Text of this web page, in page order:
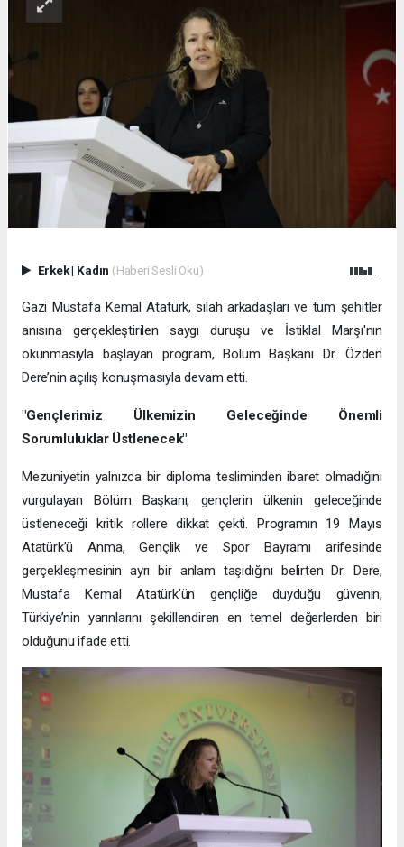
Erkek| Kadın (Haberi Sesli Oku)
Gazi Mustafa Kemal Atatürk, silah arkadaşları ve tüm şehitler
anısına gerçekleştirilen saygı duruşu ve İstiklal Marşı'nın
okunmasıyla başlayan program, Bölüm Başkanı Dr. Özden
Dere’nin açılış konuşmasıyla devam etti.
"Gençlerimiz Ülkemizin Geleceğinde Önemli
Sorumluluklar Üstlenecek"
Mezuniyetin yalnızca bir diploma tesliminden ibaret olmadığını
vurgulayan Bölüm Başkanı, gençlerin ülkenin geleceğinde
üstleneceği kritik rollere dikkat çekti. Programın 19 Mayıs
Atatürk’ü Anma, Gençlik ve Spor Bayramı arifesinde
gerçekleşmesinin ayrı bir anlam taşıdığını belirten Dr. Dere,
Mustafa Kemal Atatürk’ün gençliğe duyduğu güvenin,
Türkiye’nin yarınlarını şekillendiren en temel değerlerden biri
olduğunu ifade etti.